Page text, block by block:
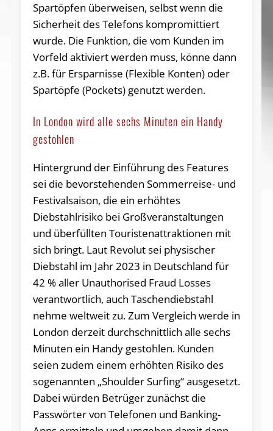
Spartöpfen überweisen, selbst wenn die
Sicherheit des Telefons kompromittiert
wurde. Die Funktion, die vom Kunden im
Vorfeld aktiviert werden muss, könne dann
z.B. für Ersparnisse (Flexible Konten) oder
Spartöpfe (Pockets) genutzt werden.
In London wird alle sechs Minuten ein Handy
gestohlen
Hintergrund der Einführung des Features
sei die bevorstehenden Sommerreise- und
Festivalsaison, die ein erhöhtes
Diebstahlrisiko bei Großveranstaltungen
und überfüllten Touristenattraktionen mit
sich bringt. Laut Revolut sei physischer
Diebstahl im Jahr 2023 in Deutschland für
42 % aller Unauthorised Fraud Losses
verantwortlich, auch Taschendiebstahl
nehme weltweit zu. Zum Vergleich werde in
London derzeit durchschnittlich alle sechs
Minuten ein Handy gestohlen. Kunden
seien zudem einem erhöhten Risiko des
sogenannten „Shoulder Surfing“ ausgesetzt.
Dabei würden Betrüger zunächst die
Passwörter von Telefonen und Banking-